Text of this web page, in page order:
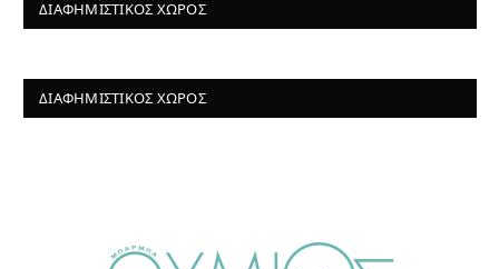
ΔΙΑΦΗΜΙΣΤΙΚΌΣ ΧΏΡΟΣ
ΔΙΑΦΗΜΙΣΤΙΚΌΣ ΧΏΡΟΣ